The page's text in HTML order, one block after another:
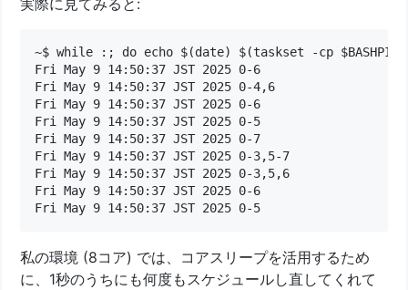
~$ while :; do echo $(date) $(taskset -cp
Fri May 9 14:50:37 JST 2025 0-6
Fri May 9 14:50:37 JST 2025 0-4,6
Fri May 9 14:50:37 JST 2025 0-6
Fri May 9 14:50:37 JST 2025 0-5
Fri May 9 14:50:37 JST 2025 0-7
Fri May 9 14:50:37 JST 2025 0-3,5-7
Fri May 9 14:50:37 JST 2025 0-3,5,6
Fri May 9 14:50:37 JST 2025 0-6
Fri May 9 14:50:37 JST 2025 0-5
私の環境 (8コア) では、コアスリープを活用するため
に、1秒のうちにも何度もスケジュールし直してくれて